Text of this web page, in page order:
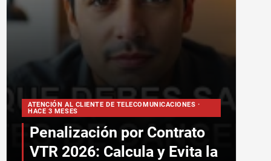
ATENCIÓN AL CLIENTE DE TELECOMUNICACIONES ·
HACE 3 MESES
Penalización por Contrato
VTR 2026: Calcula y Evita la